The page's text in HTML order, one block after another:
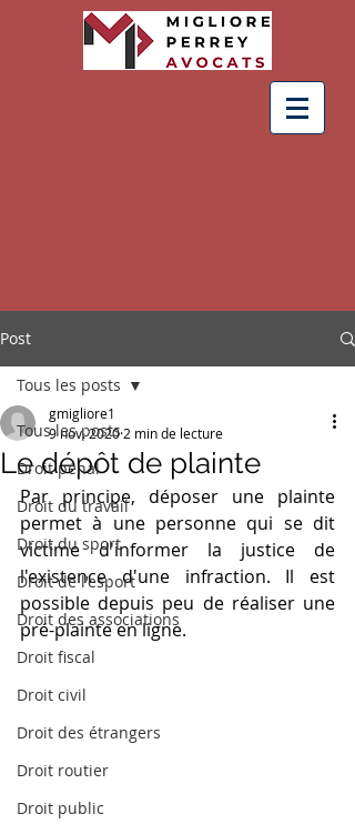
Post
Tous les posts
Droit pénal
Droit du travail
Droit du sport
Droit de l'esport
Droit des associations
Droit fiscal
Droit civil
Droit des étrangers
Droit routier
Droit public
Tous les posts
Le dépôt de plainte
gmigliore1
9 nov. 2020 2 min de lecture
Par principe, déposer une plainte
permet à une personne qui se dit
victime d'informer la justice de
l'existence d'une infraction. Il est
possible depuis peu de réaliser une
pré-plainte en ligne.